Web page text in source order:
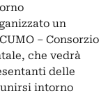
un
– Consorzio
che vedrà
delle
intorno